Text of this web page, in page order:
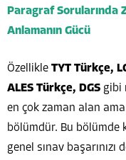
Paragraf Sorularında
Anlamanın Gücü
Özellikle TYT Türkçe,
ALES Türkçe, DGS gibi
en çok zaman alan
bölümdür. Bu bölümde
genel sınav başarınızı